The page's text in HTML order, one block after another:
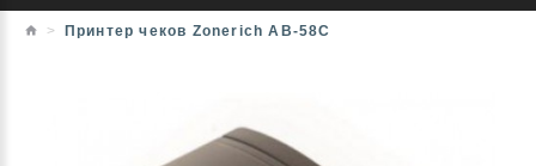
Принтер чеков Zonerich AB-58C